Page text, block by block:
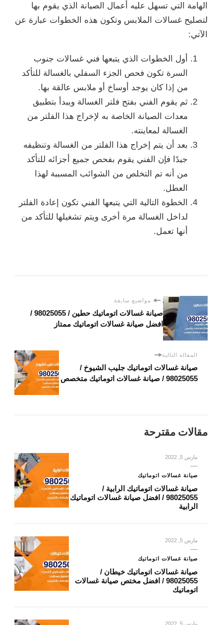
الهامة التي تسهل عليه أعمال الصيانة الذي يقوم بها
لتصليح غسالات الملابس وتكون هذه الخطوات عبارة عن
الآتي:
أول الخطوات الذي يتبعها فني غسالات جنوب
السرة تكون فحص الجزء السفلي بالغسالة للتأكد
من إذا كان يوجد أوساخ أو ملابس عالقة بها.
ثم يقوم الفني بفتح فلتر الغسالة ويبدأ بتطبيق
معدات الصيانة الخاصة به لإخراج هذا الفلتر من
الغسالة لمعاينته.
بعد أن يتم إخراج هذا الفلتر من الغسالة وتنظيفه
جيدًا فإن الفني يقوم بفحص جميع أجزائه للتأكد
من أنه تم التخلص من الشوائب المسببة لهذا
العطل.
الخطوة التالية التي يتبعها الفني تكون إعادة الفلتر
لداخل الغسالة مرة أخرى ويتم تشغيلها للتأكد من
أنها تعمل.
مواضيع سابقة
صيانة غسالات اتوماتيك حطين / 98025055 /
افضل صيانة غسالات اتوماتيك ممتاز
المقالة التالية
صيانة غسالات اتوماتيك جليب الشيوخ /
98025055 / صيانة غسالات اتوماتيك متخصص
مقالات مقترحة
مارس 5, 2022
صيانة غسالات اتوماتيك
صيانة غسالات اتوماتيك الرابية /
98025055 / افضل صيانة غسالات اتوماتيك
الرابية
مارس 5, 2022
صيانة غسالات اتوماتيك
صيانة غسالات اتوماتيك خيطان /
98025055 / افضل مختص صيانة غسالات
اتوماتيك
مارس 5, 2022